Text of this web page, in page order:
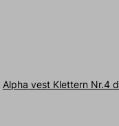
Alpha vest Klettern Nr.4